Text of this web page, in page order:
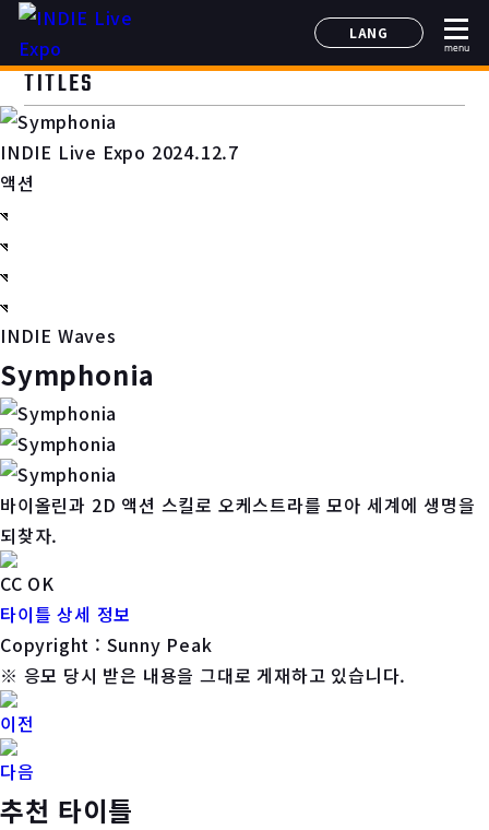
LANG
日本語
menu
TITLES
INDIE Live Expo 2024.12.7
액션
INDIE Waves
Symphonia
바이올린과 2D 액션 스킬로 오케스트라를 모아 세계에 생명을
되찾자.
CC OK
타이틀 상세 정보
Copyright : Sunny Peak
※ 응모 당시 받은 내용을 그대로 게재하고 있습니다.
이전
다음
추천 타이틀